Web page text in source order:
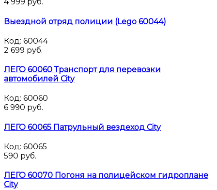
Выездной отряд полиции (Lego 60044)
Код: 60044
2 699 руб.
ЛЕГО 60060 Транспорт для перевозки
автомобилей City
Код: 60060
6 990 руб.
ЛЕГО 60065 Патрульный вездеход City
Код: 60065
590 руб.
ЛЕГО 60070 Погоня на полицейском гидроплане
City